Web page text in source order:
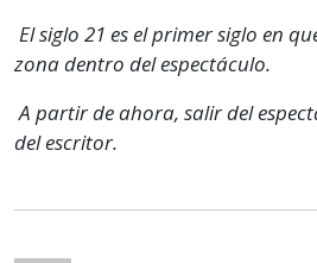
El siglo 21 es el primer siglo en
zona dentro del espectáculo.
A partir de ahora, salir del
del escritor.